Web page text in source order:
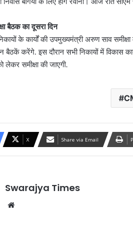
बैठक का दूसरा दिन
के कार्यों की उपमुख्यमंत्री अरुण साव
बैठकें करेंगे. इस दौरान सभी निकायों में
लेकर समीक्षा की जाएगी.
X Share via Email
Swarajya Times